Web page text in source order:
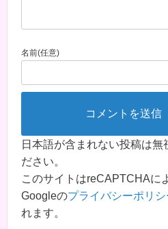
名前(任意)
日本語が含まれない投稿は無
ださい。
このサイトはreCAPTCHAに
Googleのプライバシーポリシ
れます。